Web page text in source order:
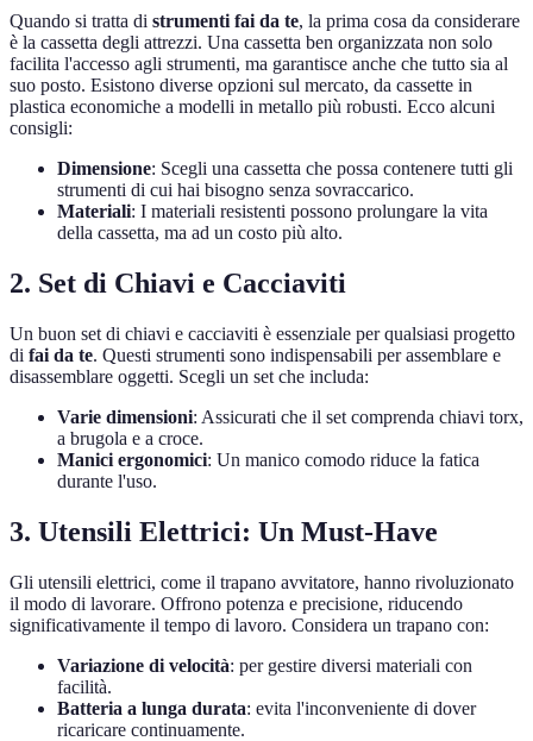
Quando si tratta di strumenti fai da te, la prima cosa da considerare
è la cassetta degli attrezzi. Una cassetta ben organizzata non solo
facilita l'accesso agli strumenti, ma garantisce anche che tutto sia al
suo posto. Esistono diverse opzioni sul mercato, da cassette in
plastica economiche a modelli in metallo più robusti. Ecco alcuni
consigli:
Dimensione: Scegli una cassetta che possa contenere tutti gli
strumenti di cui hai bisogno senza sovraccarico.
Materiali: I materiali resistenti possono prolungare la vita
della cassetta, ma ad un costo più alto.
2. Set di Chiavi e Cacciaviti
Un buon set di chiavi e cacciaviti è essenziale per qualsiasi progetto
di fai da te. Questi strumenti sono indispensabili per assemblare e
disassemblare oggetti. Scegli un set che includa:
Varie dimensioni: Assicurati che il set comprenda chiavi torx,
a brugola e a croce.
Manici ergonomici: Un manico comodo riduce la fatica
durante l'uso.
3. Utensili Elettrici: Un Must-Have
Gli utensili elettrici, come il trapano avvitatore, hanno rivoluzionato
il modo di lavorare. Offrono potenza e precisione, riducendo
significativamente il tempo di lavoro. Considera un trapano con:
Variazione di velocità: per gestire diversi materiali con
facilità.
Batteria a lunga durata: evita l'inconveniente di dover
ricaricare continuamente.